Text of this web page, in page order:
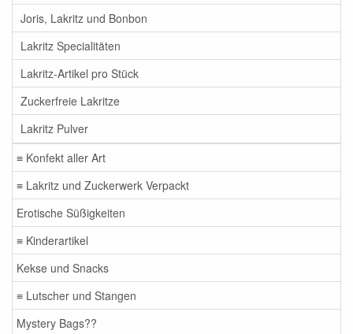
Joris, Lakritz und Bonbon
Lakritz Specialitäten
Lakritz-Artikel pro Stück
Zuckerfreie Lakritze
Lakritz Pulver
≡ Konfekt aller Art
≡ Lakritz und Zuckerwerk Verpackt
Erotische Süßigkeiten
≡ Kinderartikel
Kekse und Snacks
≡ Lutscher und Stangen
Mystery Bags??